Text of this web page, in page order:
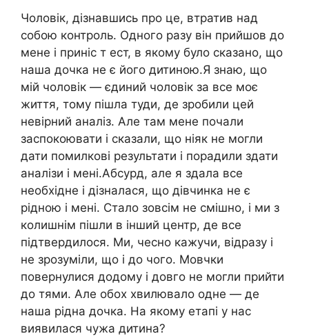
Чоловік, дізнавшись про це, втратив над
собою контроль. Одного разу він прийшов до
мене і приніс т ест, в якому було сказано, що
наша дочка не є його дитиною.Я знаю, що
мій чоловік — єдиний чоловік за все моє
життя, тому пішла туди, де зробили цей
невірний аналіз. Але там мене почали
заспокоювати і сказали, що ніяк не могли
дати помилкові результати і порадили здати
аналізи і мені.Абсурд, але я здала все
необхідне і дізналася, що дівчинка не є
рідною і мені. Стало зовсім не смішно, і ми з
колишнім пішли в інший центр, де все
підтвердилося. Ми, чесно кажучи, відразу і
не зрозуміли, що і до чого. Мовчки
повернулися додому і довго не могли прийти
до тями. Але обох хвилювало одне — де
наша рідна дочка. На якому етапі у нас
виявилася чужа дитина?